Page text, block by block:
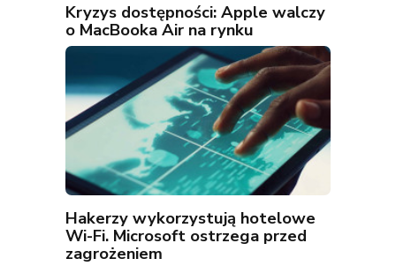
Kryzys dostępności: Apple walczy
o MacBooka Air na rynku
Hakerzy wykorzystują hotelowe
Wi-Fi. Microsoft ostrzega przed
zagrożeniem